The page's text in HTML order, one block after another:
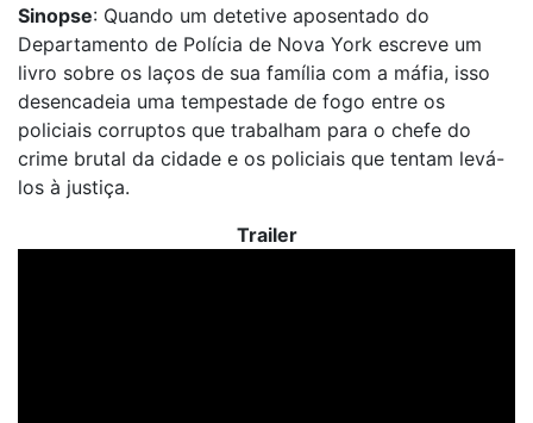
Sinopse: Quando um detetive aposentado do
Departamento de Polícia de Nova York escreve um
livro sobre os laços de sua família com a máfia, isso
desencadeia uma tempestade de fogo entre os
policiais corruptos que trabalham para o chefe do
crime brutal da cidade e os policiais que tentam levá-
los à justiça.
Trailer